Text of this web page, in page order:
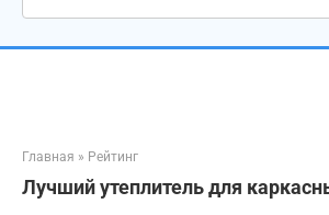
Главная » Рейтинг
Лучший утеплитель для